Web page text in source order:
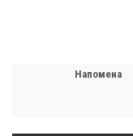
напомена